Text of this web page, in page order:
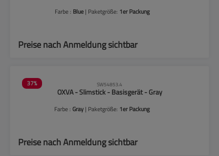
Farbe : Blue | Paketgröße: 1er Packung
Preise nach Anmeldung sichtbar
37% SW54853.4
OXVA - Slimstick - Basisgerät - Gray
Farbe :Gray | Paketgröße: 1er Packung
Preise nach Anmeldung sichtbar